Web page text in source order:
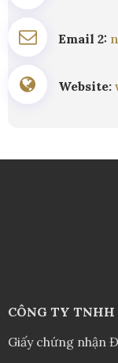
Email 2:
Website:
CÔNG TY
Giấy chứng nhận